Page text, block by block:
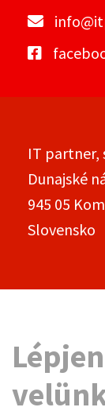
IT partner,
Dunajské
945 05
Slovensko